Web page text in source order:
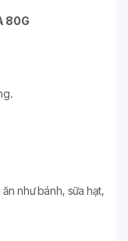
80G
như bánh, sữa hạt,